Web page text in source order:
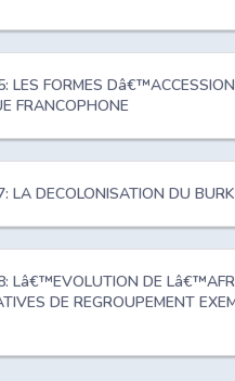
LES FORMES
FRANCOPHONE
LA DECOLONISATION DU
Lâ€™EVOLUTION DE
DE REGROUPEMENT